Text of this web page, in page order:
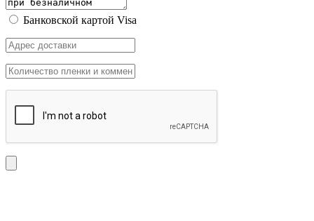
Банковской картой Visa